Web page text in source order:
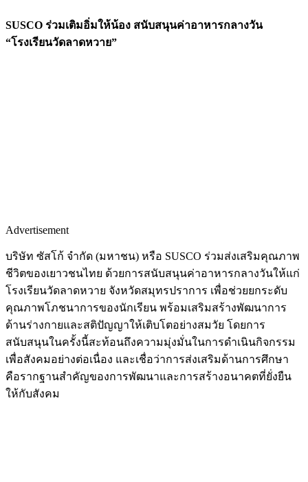
SUSCO ร่วมเติมอิ่มให้น้อง สนับสนุนค่าอาหารกลางวัน
“โรงเรียนวัดลาดหวาย”
Advertisement
บริษัท ซัสโก้ จำกัด (มหาชน) หรือ SUSCO ร่วมส่งเสริมคุณภาพ
ชีวิตของเยาวชนไทย ด้วยการสนับสนุนค่าอาหารกลางวันให้แก่
โรงเรียนวัดลาดหวาย จังหวัดสมุทรปราการ เพื่อช่วยยกระดับ
คุณภาพโภชนาการของนักเรียน พร้อมเสริมสร้างพัฒนาการ
ด้านร่างกายและสติปัญญาให้เติบโตอย่างสมวัย โดยการ
สนับสนุนในครั้งนี้สะท้อนถึงความมุ่งมั่นในการดำเนินกิจกรรม
เพื่อสังคมอย่างต่อเนื่อง และเชื่อว่าการส่งเสริมด้านการศึกษา
คือรากฐานสำคัญของการพัฒนาและการสร้างอนาคตที่ยั่งยืน
ให้กับสังคม